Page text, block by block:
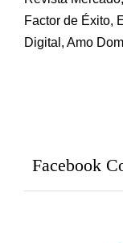
Factor de Éxito,
Digital, Amo
Facebook